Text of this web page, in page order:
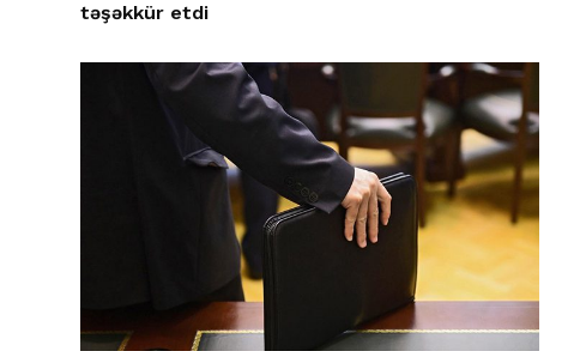
təşəkkür etdi